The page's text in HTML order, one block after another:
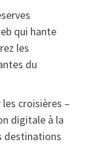
qui hante
les
du
croisières –
digitale à la
destinations